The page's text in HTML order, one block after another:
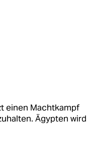
einen Machtkampf
Ägypten wird